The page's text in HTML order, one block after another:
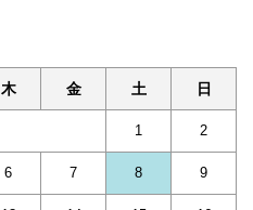
木 金 土 日
1 2
6 7 8 9